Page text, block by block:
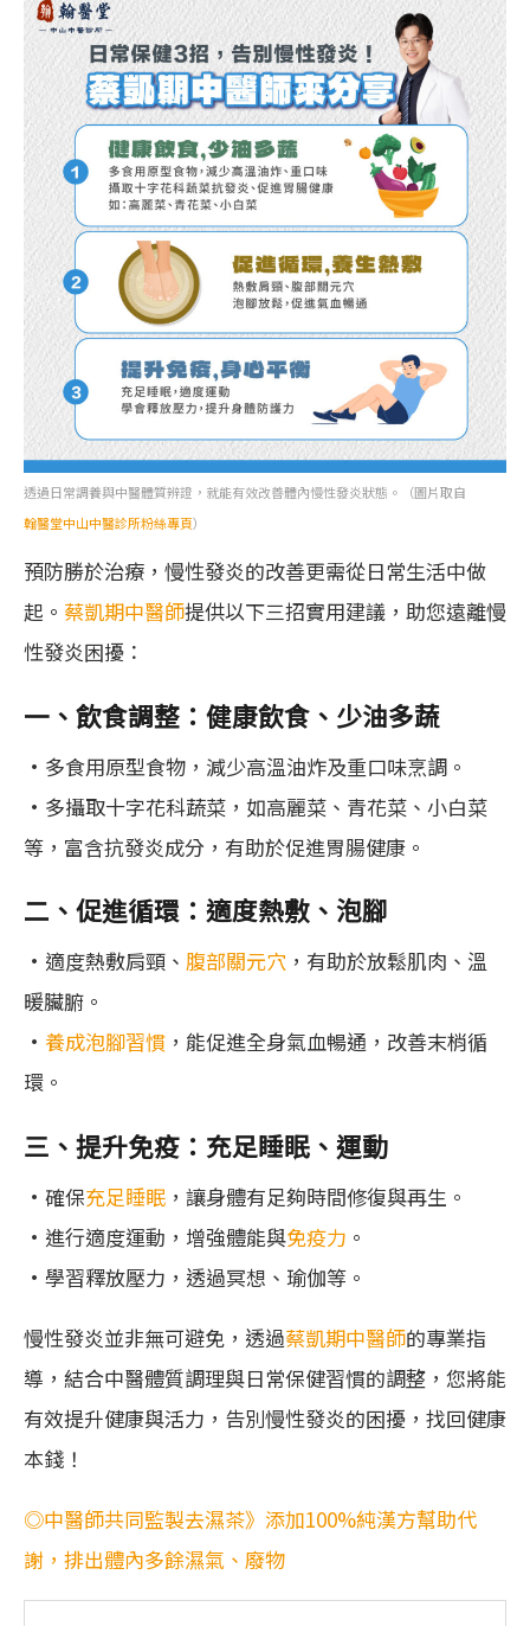
透過日常調養與中醫體質辨證，就能有效改善體內慢性發炎狀態。（圖片取自
翰醫堂中山中醫診所粉絲專頁）
預防勝於治療，慢性發炎的改善更需從日常生活中做
起。 蔡凱期中醫師提供以下三招實用建議，助您遠離慢
性發炎困擾：
一、飲食調整：健康飲食、少油多蔬
•多食用原型食物，減少高溫油炸及重口味烹調。
•多攝取十字花科蔬菜，如高麗菜、青花菜、小白菜
等，富含抗發炎成分，有助於促進胃腸健康。
二、促進循環：適度熱敷、泡腳
•適度熱敷肩頸、 腹部關元穴 ，有助於放鬆肌肉、溫
暖臟腑。
• 養成泡腳習慣 ，能促進全身氣血暢通，改善末梢循
環。
三、提升免疫：充足睡眠、運動
•確保充足睡眠 ，讓身體有足夠時間修復與再生。
•進行適度運動，增強體能與免疫力 。
•學習釋放壓力，透過冥想、瑜伽等。
慢性發炎並非無可避免，透過蔡凱期中醫師的專業指
導，結合中醫體質調理與日常保健習慣的調整，您將能
有效提升健康與活力，告別慢性發炎的困擾，找回健康
本錢！
◎中醫師共同監製去濕茶》添加100%純漢方幫助代
謝，排出體內多餘濕氣、廢物